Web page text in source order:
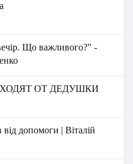
Що важливого?" -
ОТ ДЕДУШКИ
від допомоги | Віталій